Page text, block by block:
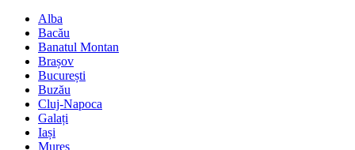
Alba
Bacău
Banatul Montan
Brașov
București
Buzău
Cluj-Napoca
Galați
Iași
Mureș